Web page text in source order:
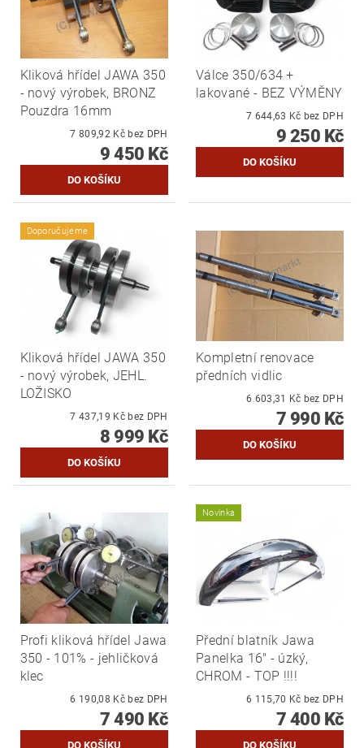
Kliková hřídel JAWA 350
- nový výrobek, BRONZ
Pouzdra 16mm
7 809,92 Kč bez DPH
9 450 Kč
Válce 350/634 +
lakované - BEZ VÝMĚNY
7 644,63 Kč bez DPH
9 250 Kč
Doporučujeme
Kliková hřídel JAWA 350
- nový výrobek, JEHL.
LOŽISKO
7 437,19 Kč bez DPH
8 999 Kč
Kompletní renovace
předních vidlic
6 603,31 Kč bez DPH
7 990 Kč
Profi kliková hřídel Jawa
350 - 101% - jehličková
klec
6 190,08 Kč bez DPH
7 490 Kč
Novinka
Přední blatník Jawa
Panelka 16" - úzký,
CHROM - TOP !!!!
6 115,70 Kč bez DPH
7 400 Kč